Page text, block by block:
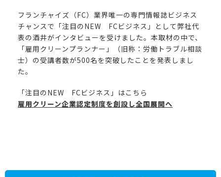
フランチャイズ（FC）業界唯一の専門情報誌ビジネス
チャンスで「注目のNEW FCビジネス」として弊社代
表の酒井がインタビューを受けました。本取材の中で、
「雇用クリーンプランナー」（旧称：労働トラブル相談
士）の受講者数が500名を突破したことを発表しまし
た。
「注目のNEW FCビジネス」はこちら
雇用クリーン企業認定制度を創設し全国展開へ